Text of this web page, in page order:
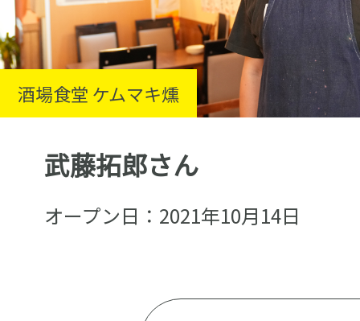
酒場食堂 ケムマキ燻
武藤拓郎さん
オープン日：2021年10月14日